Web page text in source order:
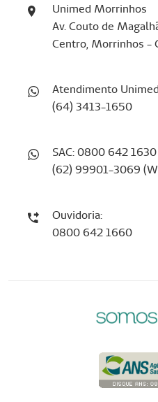
Unimed Morrinhos
Av. Couto de
Centro, Morrinhos -
Atendimento
(64) 3413-1650
SAC: 0800 642 1630
(62) 99901-3069
Ouvidoria:
0800 642 1660